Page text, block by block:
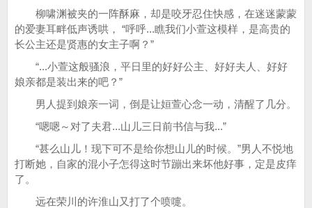
柳啸渊被夹的一阵酥麻，却是咬牙忍住快感，在迷迷蒙蒙
的爱妻耳畔低声诱哄， “呼呼...瞧我们小萱这模样，是高贵的
长公主还是贤惠的女主子啊？”
“...小萱这般骚浪，平日里的好好公主、好好夫人、好好
娘亲都是装出来的吧？”
男人提到娘亲一词，倒是让姮萱心念一动，清醒了几分。
“嗯嗯～对了夫君...山儿三日前书信与我...”
“甚么山儿！现下可不是给你想山儿的时候。”男人不悦地
打断她，自家的混小子怎得这时节蹦出来坏他好事，定是皮痒
了。
远在荣川的许淮山又打了个喷嚏。